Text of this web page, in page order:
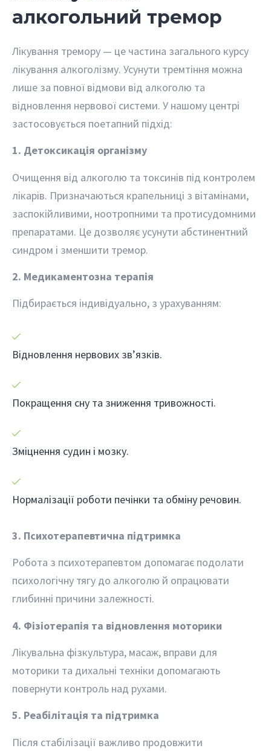
алкогольний тремор
Лікування тремору — це частина загального курсу
лікування алкоголізму. Усунути тремтіння можна
лише за повної відмови від алкоголю та
відновлення нервової системи. У нашому центрі
застосовується поетапний підхід:
1. Детоксикація організму
Очищення від алкоголю та токсинів під контролем
лікарів. Призначаються крапельниці з вітамінами,
заспокійливими, ноотропними та протисудомними
препаратами. Це дозволяє усунути абстинентний
синдром і зменшити тремор.
2. Медикаментозна терапія
Підбирається індивідуально, з урахуванням:
Відновлення нервових зв’язків.
Покращення сну та зниження тривожності.
Зміцнення судин і мозку.
Нормалізації роботи печінки та обміну речовин.
3. Психотерапевтична підтримка
Робота з психотерапевтом допомагає подолати
психологічну тягу до алкоголю й опрацювати
глибинні причини залежності.
4. Фізіотерапія та відновлення моторики
Лікувальна фізкультура, масаж, вправи для
моторики та дихальні техніки допомагають
повернути контроль над рухами.
5. Реабілітація та підтримка
Після стабілізації важливо продовжити